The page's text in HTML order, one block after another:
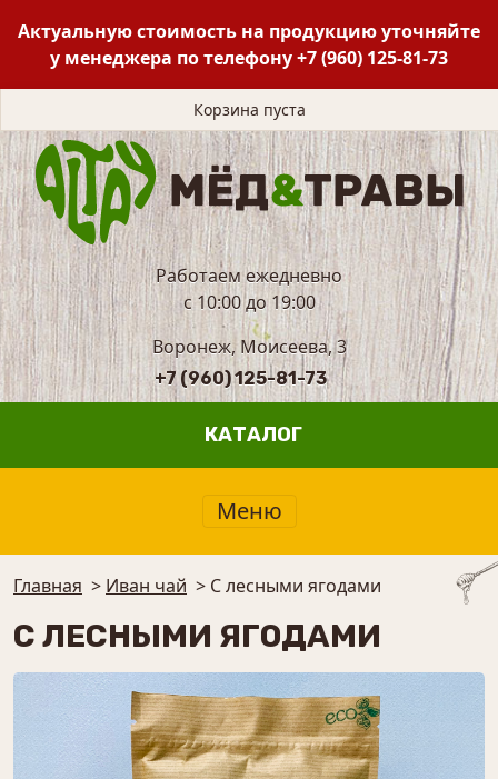
Актуальную стоимость на продукцию уточняйте
у менеджера по телефону+7 (960) 125-81-73
Корзина пуста
Работаем ежедневно
с 10:00 до 19:00
Воронеж, Моисеева, 3
+7 (960) 125-81-73
КАТАЛОГ
Меню
Главная > Иван чай > С лесными ягодами
С ЛЕСНЫМИ ЯГОДАМИ